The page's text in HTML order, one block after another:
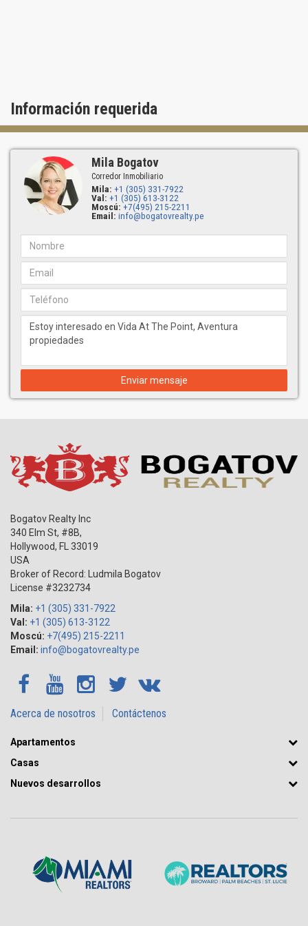
Información requerida
Mila Bogatov
Corredor Inmobiliario
Mila: +1 (305) 331-7922
Val: +1 (305) 613-3122
Moscú: +7(495) 215-2211
Email: info@bogatovrealty.pe
Enviar mensaje
Bogatov Realty Inc
340 Elm St, #8B,
Hollywood, FL
33019
USA
Broker of Record: Ludmila Bogatov
License #3232734
Mila: +1 (305) 331-7922
Val: +1 (305) 613-3122
Moscú: +7(495) 215-2211
Email: info@bogatovrealty.pe
Acerca de nosotros Contáctenos
Apartamentos
Casas
Nuevos desarrollos